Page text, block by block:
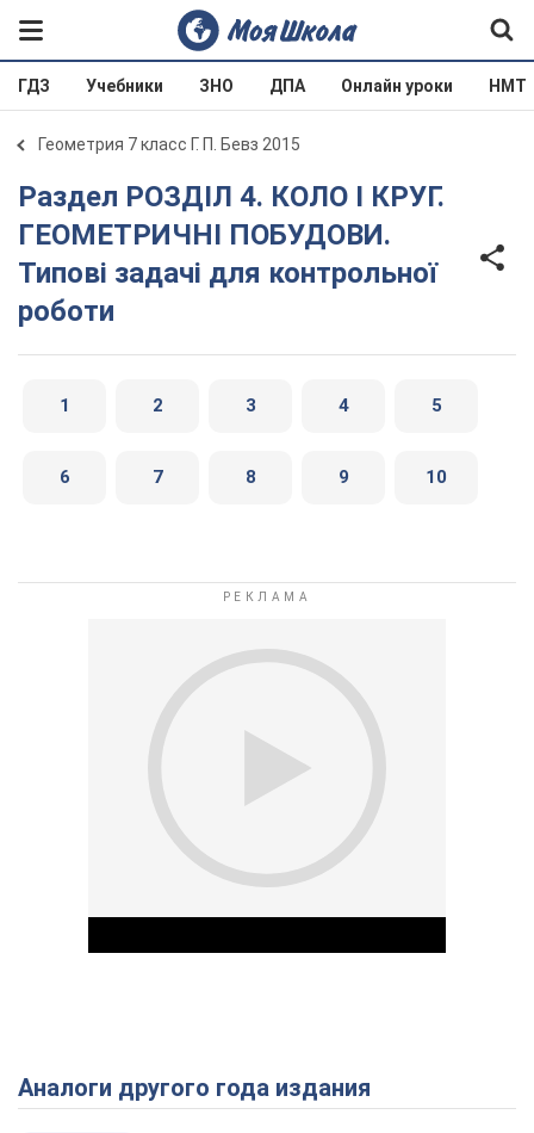
ГДЗ Учебники ЗНО ДПА Онлайн уроки НМТ
Геометрия 7 класс Г. П. Бевз 2015
Раздел РОЗДІЛ 4. КОЛО І КРУГ.
ГЕОМЕТРИЧНІ ПОБУДОВИ.
Типові задачі для контрольної
роботи
1 2 3 4 5
6 7 8 9 10
Play Video
Аналоги другого года издания